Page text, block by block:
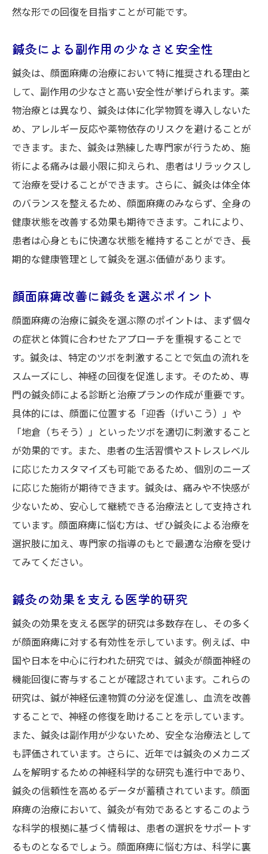
然な形での回復を目指すことが可能です。
鍼灸による副作用の少なさと安全性
鍼灸は、顔面麻痺の治療において特に推奨される理由と
して、副作用の少なさと高い安全性が挙げられます。薬
物治療とは異なり、鍼灸は体に化学物質を導入しないた
め、アレルギー反応や薬物依存のリスクを避けることが
できます。また、鍼灸は熟練した専門家が行うため、施
術による痛みは最小限に抑えられ、患者はリラックスし
て治療を受けることができます。さらに、鍼灸は体全体
のバランスを整えるため、顔面麻痺のみならず、全身の
健康状態を改善する効果も期待できます。これにより、
患者は心身ともに快適な状態を維持することができ、長
期的な健康管理として鍼灸を選ぶ価値があります。
顔面麻痺改善に鍼灸を選ぶポイント
顔面麻痺の治療に鍼灸を選ぶ際のポイントは、まず個々
の症状と体質に合わせたアプローチを重視することで
す。鍼灸は、特定のツボを刺激することで気血の流れを
スムーズにし、神経の回復を促進します。そのため、専
門の鍼灸師による診断と治療プランの作成が重要です。
具体的には、顔面に位置する「迎香（げいこう）」や
「地倉（ちそう）」といったツボを適切に刺激すること
が効果的です。また、患者の生活習慣やストレスレベル
に応じたカスタマイズも可能であるため、個別のニーズ
に応じた施術が期待できます。鍼灸は、痛みや不快感が
少ないため、安心して継続できる治療法として支持され
ています。顔面麻痺に悩む方は、ぜひ鍼灸による治療を
選択肢に加え、専門家の指導のもとで最適な治療を受け
てみてください。
鍼灸の効果を支える医学的研究
鍼灸の効果を支える医学的研究は多数存在し、その多く
が顔面麻痺に対する有効性を示しています。例えば、中
国や日本を中心に行われた研究では、鍼灸が顔面神経の
機能回復に寄与することが確認されています。これらの
研究は、鍼が神経伝達物質の分泌を促進し、血流を改善
することで、神経の修復を助けることを示しています。
また、鍼灸は副作用が少ないため、安全な治療法として
も評価されています。さらに、近年では鍼灸のメカニズ
ムを解明するための神経科学的な研究も進行中であり、
鍼灸の信頼性を高めるデータが蓄積されています。顔面
麻痺の治療において、鍼灸が有効であるとするこのよう
な科学的根拠に基づく情報は、患者の選択をサポートす
るものとなるでしょう。顔面麻痺に悩む方は、科学に裏